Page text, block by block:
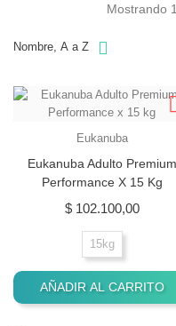
Nombre, A a Z
Mostrando
Eukanuba
Eukanuba Adulto Premium
Performance X 15 Kg
$ 102.100,00Precio
15kg
AÑADIR AL CARRITO